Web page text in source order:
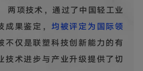
两项技术，通过了中国轻工业
果鉴定， 均被评定为国际领
不仅是联塑科技创新能力的有
技术进步与产业升级提供了切